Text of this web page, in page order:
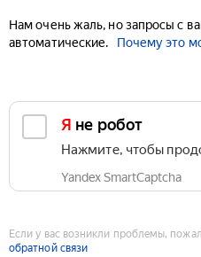
Нам очень жаль, но запросы с
автоматические.
Почему это
Я не робот
Нажмите, чтобы
Yandex SmartCaptcha
Если у вас возникли проблемы,
обратной связи